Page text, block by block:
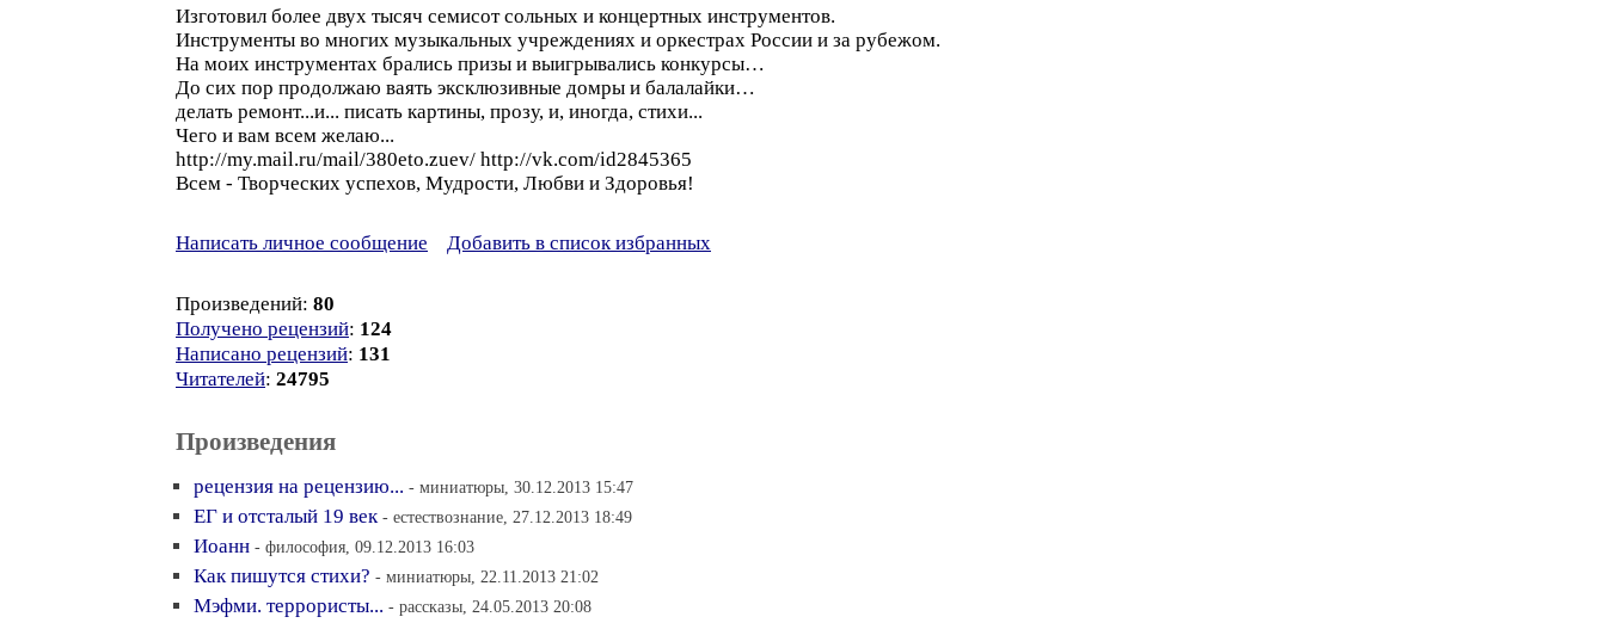
Изготовил более двух тысяч семисот сольных и концертных инструментов.
Инструменты во многих музыкальных учреждениях и оркестрах России и за рубежом.
На моих инструментах брались призы и выигрывались конкурсы…
До сих пор продолжаю ваять эксклюзивные домры и балалайки…
делать ремонт...и... писать картины, прозу, и, иногда, стихи...
Чего и вам всем желаю...
http://my.mail.ru/mail/380eto.zuev/ http://vk.com/id2845365
Всем - Творческих успехов, Мудрости, Любви и Здоровья!
Написать личное сообщение Добавить в список избранных
Произведений: 80
Получено рецензий: 124
Написано рецензий: 131
Читателей: 24795
Произведения
рецензия на рецензию... - миниатюры, 30.12.2013 15:47
ЕГ и отсталый 19 век - естествознание, 27.12.2013 18:49
Иоанн - философия, 09.12.2013 16:03
Как пишутся стихи? - миниатюры, 22.11.2013 21:02
Мэфми. террористы... - рассказы, 24.05.2013 20:08